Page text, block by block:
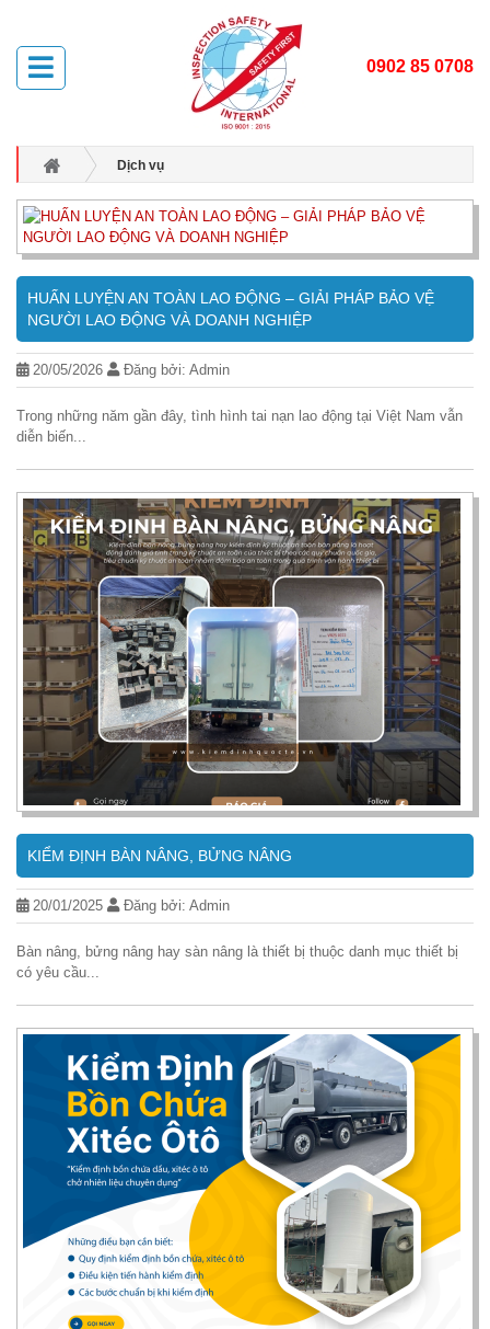
0902 85 0708
Dịch vụ
HUẤN LUYỆN AN TOÀN LAO ĐỘNG – GIẢI PHÁP BẢO VỆ
NGƯỜI LAO ĐỘNG VÀ DOANH NGHIỆP
20/05/2026 Đăng bởi: Admin
Trong những năm gần đây, tình hình tai nạn lao động tại Việt Nam vẫn
diễn biến...
KIỂM ĐỊNH BÀN NÂNG, BỬNG NÂNG
20/01/2025 Đăng bởi: Admin
Bàn nâng, bửng nâng hay sàn nâng là thiết bị thuộc danh mục thiết bị
có yêu cầu...